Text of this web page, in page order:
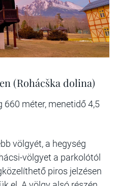
(Rohácška dolina)
méter, menetidő 4,5
völgyét, a hegység
völgyet a parkolótól
piros jelzésen